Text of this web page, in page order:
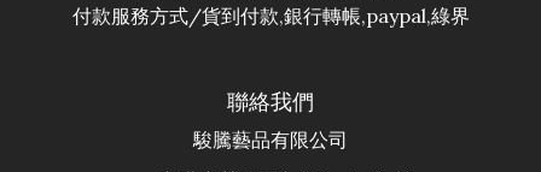
付款服務方式/貨到付款,銀行轉帳,paypal,綠界
聯絡我們
駿騰藝品有限公司